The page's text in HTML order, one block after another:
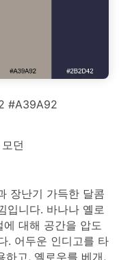
#A39A92
던
장난기 가득한 달콤
입니다. 바나나 옐로
대해 공간을 압도
. 어두운 인디고를 타
하고, 옐로우를 베개,